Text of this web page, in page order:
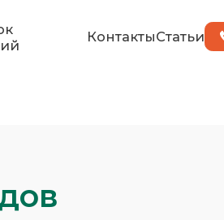
КонтактыСтатьи